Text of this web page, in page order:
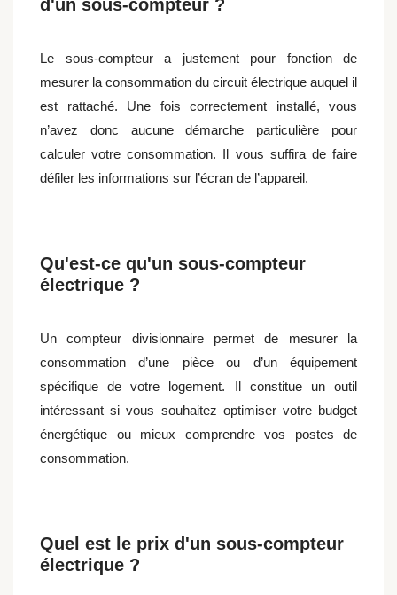
d'un sous-compteur ?
Le sous-compteur a justement pour fonction de
mesurer la consommation du circuit électrique auquel il
est rattaché. Une fois correctement installé, vous
n’avez donc aucune démarche particulière pour
calculer votre consommation. Il vous suffira de faire
défiler les informations sur l’écran de l’appareil.
Qu'est-ce qu'un sous-compteur
électrique ?
Un compteur divisionnaire permet de mesurer la
consommation d’une pièce ou d’un équipement
spécifique de votre logement. Il constitue un outil
intéressant si vous souhaitez optimiser votre budget
énergétique ou mieux comprendre vos postes de
consommation.
Quel est le prix d'un sous-compteur
électrique ?